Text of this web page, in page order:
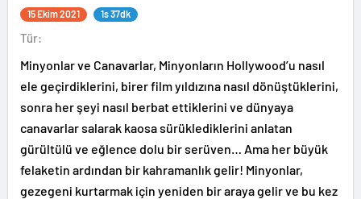
15 Ekim 2021 1s 37dk
Tür:
Minyonlar ve Canavarlar, Minyonların Hollywood’u nasıl
ele geçirdiklerini, birer film yıldızına nasıl dönüştüklerini,
sonra her şeyi nasıl berbat ettiklerini ve dünyaya
canavarlar salarak kaosa sürüklediklerini anlatan
gürültülü ve eğlence dolu bir serüven… Ama her büyük
felaketin ardından bir kahramanlık gelir! Minyonlar,
gezegeni kurtarmak için yeniden bir araya gelir ve bu kez